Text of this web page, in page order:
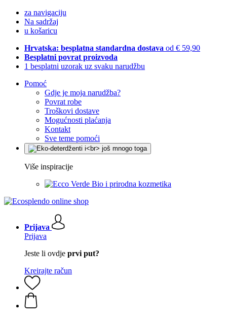
za navigaciju
Na sadržaj
u košaricu
Hrvatska: besplatna standardna dostava od € 59,90
Besplatni povrat proizvoda
1 besplatni uzorak uz svaku narudžbu
Pomoć
Gdje je moja narudžba?
Povrat robe
Troškovi dostave
Mogućnosti plaćanja
Kontakt
Sve teme pomoći
Više inspiracije
Bio i prirodna kozmetika
Prijava
Prijava
Jeste li ovdje prvi put?
Kreirajte račun